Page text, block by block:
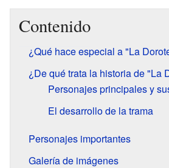
Contenido
¿Qué hace especial a "La
¿De qué trata la historia de "La
Personajes principales y
El desarrollo de la trama
Personajes importantes
Galería de imágenes